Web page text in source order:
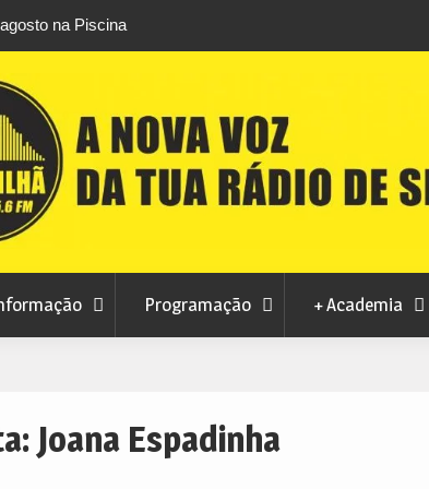
de droga com
fluvial este fim de semana
Programação + Academia
Joana Espadinha